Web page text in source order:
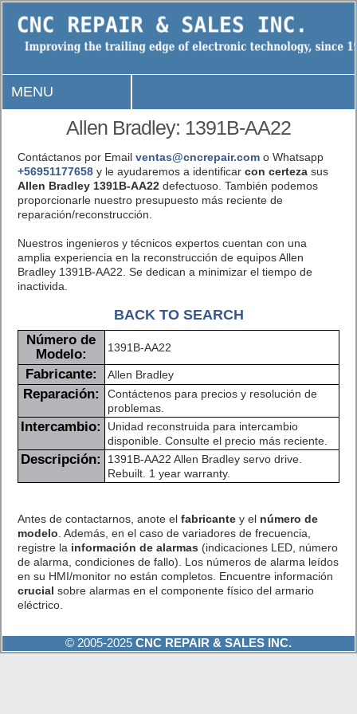
MENU
Allen Bradley: 1391B-AA22
Contáctanos por Email ventas@cncrepair.como Whatsapp
+56951177658y le ayudaremos a identificar con certezasus
Allen Bradley 1391B-AA22defectuoso. También podemos
proporcionarle nuestro presupuesto más reciente de
reparación/reconstrucción.
Nuestros ingenieros y técnicos expertos cuentan con una
amplia experiencia en la reconstrucción de equipos Allen
Bradley 1391B-AA22. Se dedican a minimizar el tiempo de
inactivida.
BACK TO SEARCH
Número de
Modelo:
1391B-AA22
Fabricante: Allen Bradley
Reparación:
Contáctenos para precios y resolución de
problemas.
Intercambio:
Unidad reconstruida para intercambio
disponible. Consulte el precio más reciente.
Descripción:
1391B-AA22 Allen Bradley servo drive.
Rebuilt. 1 year warranty.
Antes de contactarnos, anote el fabricantey el número de
modelo . Además, en el caso de variadores de frecuencia,
registre la información de alarmas (indicaciones LED, número
de alarma, condiciones de fallo). Los números de alarma leídos
en su HMI/monitor no están completos. Encuentre información
crucial sobre alarmas en el componente físico del armario
eléctrico.
© 2005-2025 CNC REPAIR & SALES INC.